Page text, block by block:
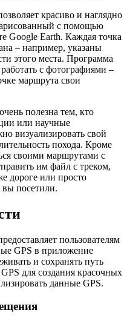
красиво и наглядно
с помощью
Google Earth. Каждая точка
– например, указаны
этого места. Программа
с фотографиями –
маршрута свои
очень полезна тем, кто
или научные
визуализировать свой
похода. Кроме
своими маршрутами с
им файл с треком,
дороге или просто
вы посетили.
пользователям
GPS в приложение
и сохранять путь
для создания красочных
данные GPS.